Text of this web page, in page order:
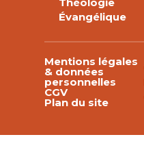
Théologie
Évangélique
Mentions légales
& données
personnelles
CGV
Plan du site